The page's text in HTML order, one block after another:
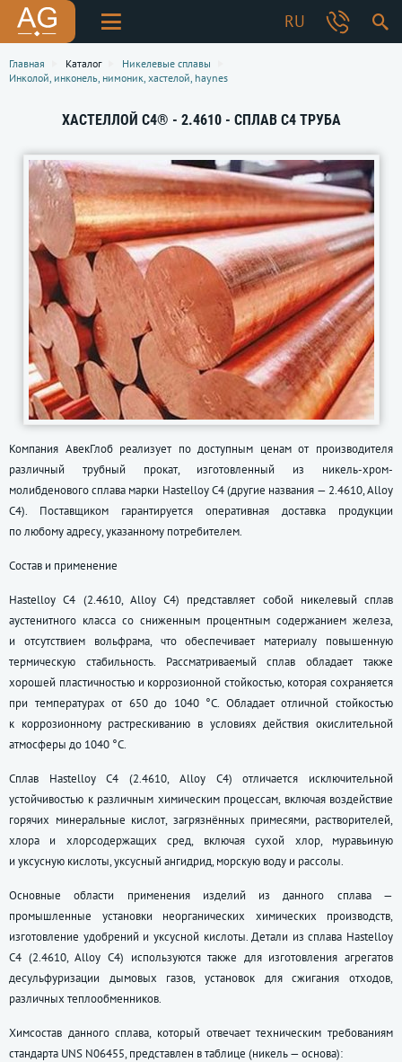
RU
Главная Каталог
Никелевые сплавы
Инколой, инконель, нимоник, хастелой, haynes
ХАСТЕЛЛОЙ C4® - 2.4610 - СПЛАВ C4 ТРУБА
Компания АвекГлоб реализует по доступным ценам от производителя
различный трубный прокат, изготовленный из никель-хром-
молибденового сплава марки Hastelloy C4 (другие названия — 2.4610, Alloy
C4). Поставщиком гарантируется оперативная доставка продукции
по любому адресу, указанному потребителем.
Состав и применение
Hastelloy C4 (2.4610, Alloy C4) представляет собой никелевый сплав
аустенитного класса со сниженным процентным содержанием железа,
и отсутствием вольфрама, что обеспечивает материалу повышенную
термическую стабильность. Рассматриваемый сплав обладает также
хорошей пластичностью и коррозионной стойкостью, которая сохраняется
при температурах от 650 до 1040 °C. Обладает отличной стойкостью
к коррозионному растрескиванию в условиях действия окислительной
атмосферы до 1040 °C.
Сплав Hastelloy C4 (2.4610, Alloy C4) отличается исключительной
устойчивостью к различным химическим процессам, включая воздействие
горячих минеральные кислот, загрязнённых примесями, растворителей,
хлора и хлорсодержащих сред, включая сухой хлор, муравьиную
и уксусную кислоты, уксусный ангидрид, морскую воду и рассолы.
Основные области применения изделий из данного сплава —
промышленные установки неорганических химических производств,
изготовление удобрений и уксусной кислоты. Детали из сплава Hastelloy
C4 (2.4610, Alloy C4) используются также для изготовления агрегатов
десульфуризации дымовых газов, установок для сжигания отходов,
различных теплообменников.
Химсостав данного сплава, который отвечает техническим требованиям
стандарта UNS N06455, представлен в таблице (никель — основа):